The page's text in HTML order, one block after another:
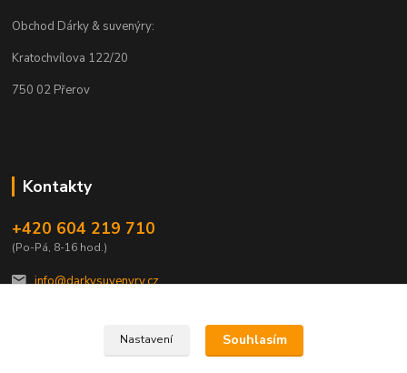
Obchod Dárky & suvenýry:
Kratochvílova 122/20
750 02 Přerov
Kontakty
+420 604 219 710
(Po-Pá, 8-16 hod.)
info@darkysuvenyry.cz.
Nastavení Souhlasím